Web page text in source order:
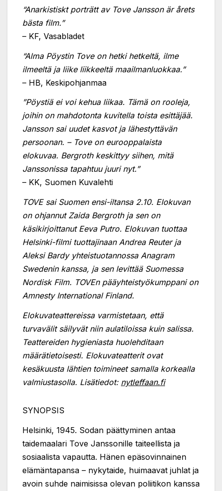
“Anarkistiskt porträtt av Tove Jansson är årets
bästa film.”
– KF, Vasabladet
“Alma Pöystin Tove on hetki hetkeltä, ilme
ilmeeltä ja liike liikkeeltä maailmanluokkaa.”
– HB, Keskipohjanmaa
”Pöystiä ei voi kehua liikaa. Tämä on rooleja,
joihin on mahdotonta kuvitella toista esittäjää.
Jansson sai uudet kasvot ja lähestyttävän
persoonan. – Tove on eurooppalaista
elokuvaa. Bergroth keskittyy siihen, mitä
Janssonissa tapahtuu juuri nyt.”
– KK, Suomen Kuvalehti
TOVE sai Suomen ensi-iltansa 2.10. Elokuvan
on ohjannut Zaida Bergroth ja sen on
käsikirjoittanut Eeva Putro. Elokuvan tuottaa
Helsinki-filmi tuottajinaan Andrea Reuter ja
Aleksi Bardy yhteistuotannossa Anagram
Swedenin kanssa, ja sen levittää Suomessa
Nordisk Film. TOVEn pääyhteistyökumppani on
Amnesty International Finland.
Elokuvateattereissa varmistetaan, että
turvavälit säilyvät niin aulatiloissa kuin salissa.
Teattereiden hygieniasta huolehditaan
määrätietoisesti. Elokuvateatterit ovat
kesäkuusta lähtien toimineet samalla korkealla
valmiustasolla. Lisätiedot: nytleffaan.fi
SYNOPSIS
Helsinki, 1945. Sodan päättyminen antaa
taidemaalari Tove Janssonille taiteellista ja
sosiaalista vapautta. Hänen epäsovinnainen
elämäntapansa – nykytaide, huimaavat juhlat ja
avoin suhde naimisissa olevan poliitikon kanssa